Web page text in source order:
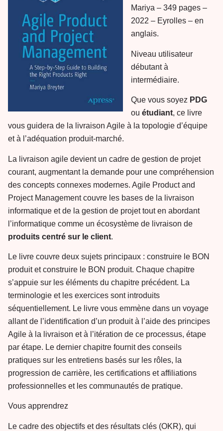
Mariya – 349 pages –
2022 – Eyrolles – en
anglais.
Niveau utilisateur
débutant à
intermédiaire.
Que vous soyez PDG
ou étudiant, ce livre
vous guidera de la livraison Agile à la topologie d’équipe
et à l’adéquation produit-marché.
La livraison agile devient un cadre de gestion de projet
courant, augmentant la demande pour une compréhension
des concepts connexes modernes. Agile Product and
Project Management couvre les bases de la livraison
informatique et de la gestion de projet tout en abordant
l’informatique comme un écosystème de livraison de
produits centré sur le client.
Le livre couvre deux sujets principaux : construire le BON
produit et construire le BON produit. Chaque chapitre
s’appuie sur les éléments du chapitre précédent. La
terminologie et les exercices sont introduits
séquentiellement. Le livre vous emmène dans un voyage
allant de l’identification d’un produit à l’aide des principes
Agile à la livraison et à l’itération de ce processus, étape
par étape. Le dernier chapitre fournit des conseils
pratiques sur les entretiens basés sur les rôles, la
progression de carrière, les certifications et affiliations
professionnelles et les communautés de pratique.
Vous apprendrez
Le cadre des objectifs et des résultats clés (OKR), qui